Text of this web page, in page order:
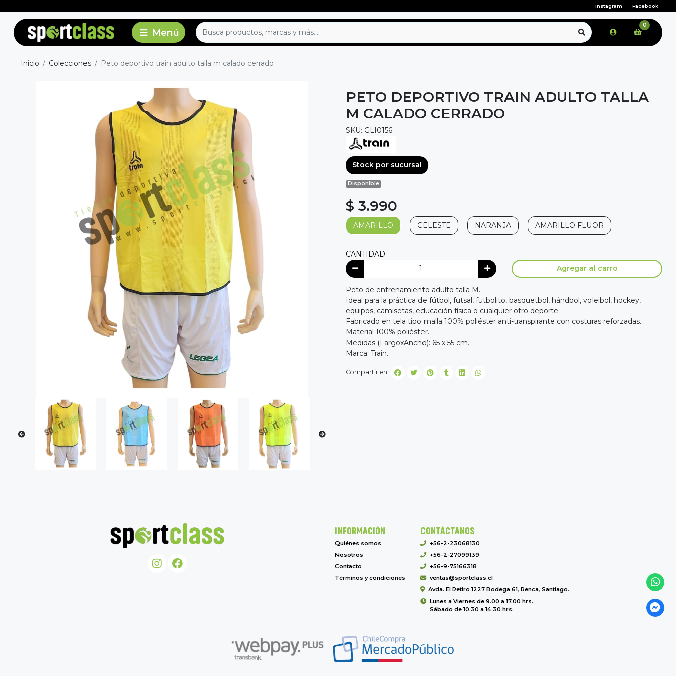
Instagram Facebook
0
Inicio Colecciones Peto deportivo train adulto talla m calado cerrado
PETO DEPORTIVO TRAIN ADULTO TALLA
M CALADO CERRADO
SKU: GLI0156
Stock por sucursal
Disponible
$ 3.990
AMARILLO CELESTE NARANJA AMARILLO FLUOR
CANTIDAD
Agregar al carro
Peto de entrenamiento adulto talla M.
Ideal para la práctica de fútbol, futsal, futbolito, basquetbol, hándbol, voleibol, hockey,
equipos, camisetas, educación física o cualquier otro deporte.
Fabricado en tela tipo malla 100% poliéster anti-transpirante con costuras reforzadas.
Material 100% poliéster.
Medidas (LargoxAncho): 65 x 55 cm.
Marca: Train.
Compartir en:
INFORMACIÓN
Quiénes somos
Nosotros
Contacto
Términos y condiciones
CONTÁCTANOS
+56-2-23068130
+56-2-27099139
+56-9-75166318
ventas@sportclass.cl
Avda. El Retiro 1227 Bodega 61, Renca, Santiago.
Lunes a Viernes de 9.00 a 17.00 hrs.
Sábado de 10.30 a 14.30 hrs.